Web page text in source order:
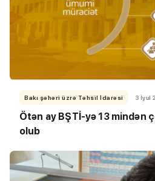
Bakı şəhəri üzrə Təhsil İdarəsi 3 İyul
Ötən ay BŞTİ-yə 13 mindən
olub